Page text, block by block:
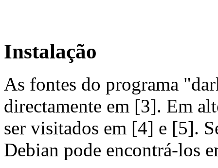
Instalação
As fontes do programa
directamente em [3]. Em
ser visitados em [4] e [5].
Debian pode encontrá-los